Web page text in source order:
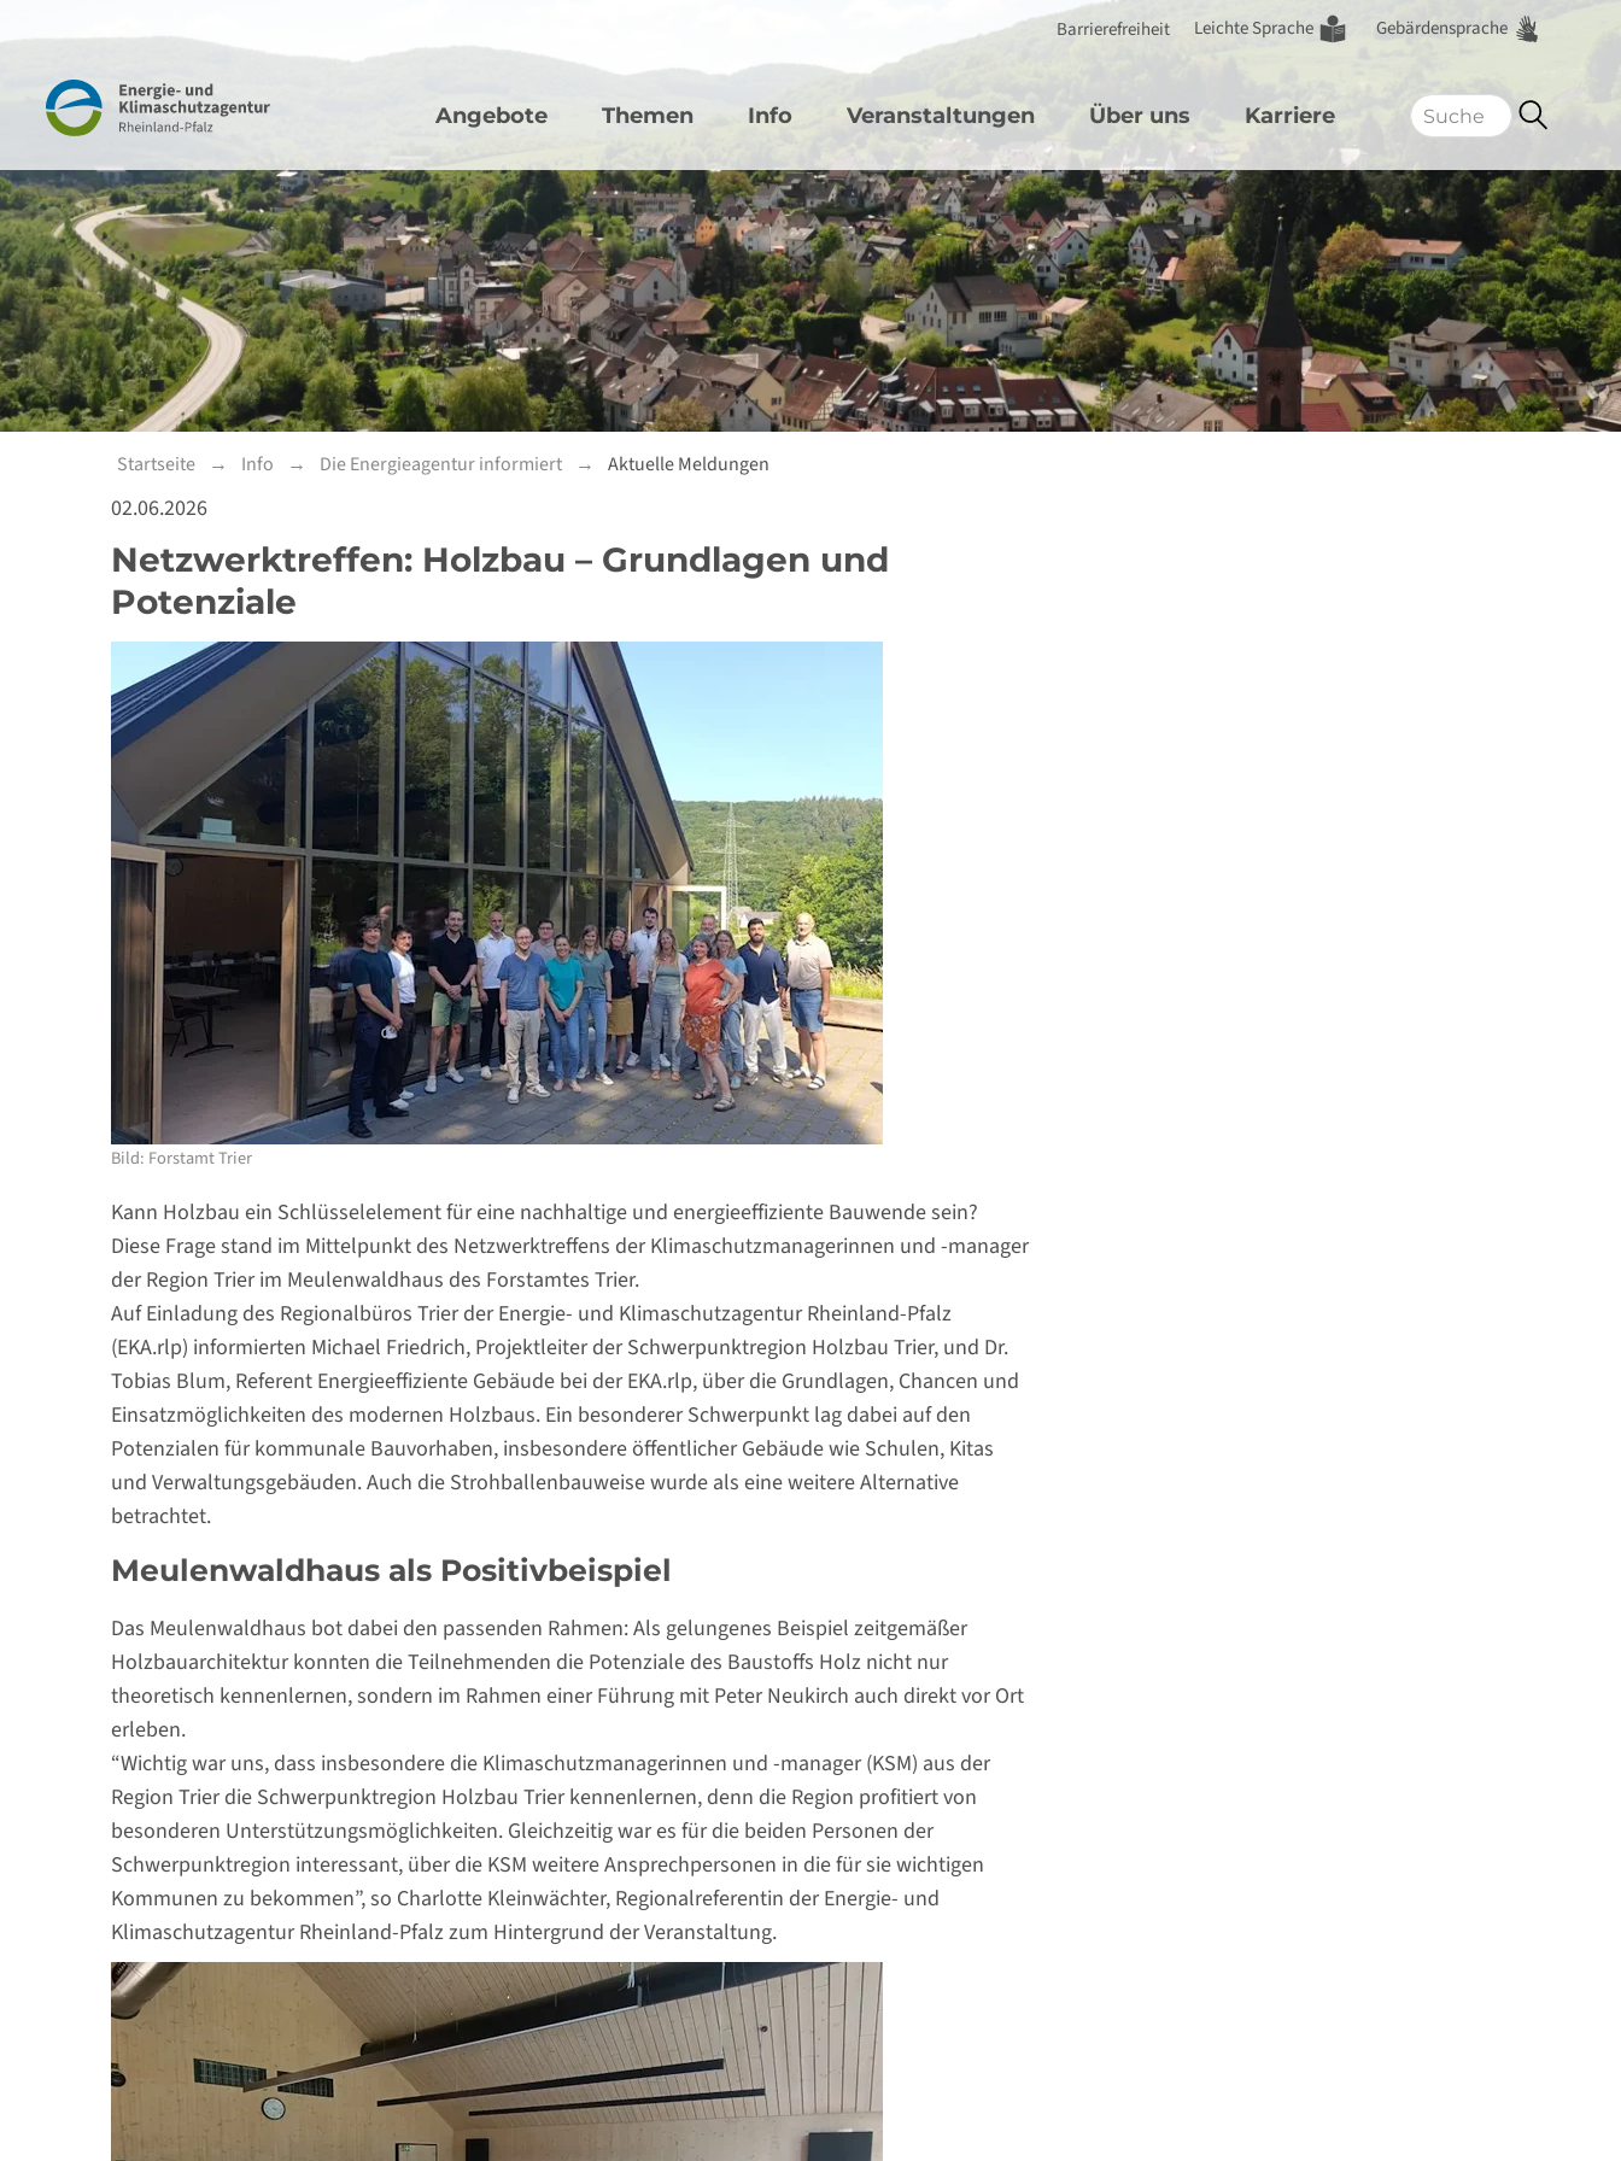
Barrierefreiheit Leichte Sprache Gebärdensprache
Navigation Hauptnavigation
Angebote Themen Info Veranstaltungen Über uns Karriere
Startseite Info Die Energieagentur informiert Aktuelle Meldungen
02.06.2026
Netzwerktreffen: Holzbau – Grundlagen und
Potenziale
Bild: Forstamt Trier
Kann Holzbau ein Schlüsselelement für eine nachhaltige und energieeffiziente Bauwende sein?
Diese Frage stand im Mittelpunkt des Netzwerktreffens der Klimaschutzmanagerinnen und -manager
der Region Trier im Meulenwaldhaus des Forstamtes Trier.
Auf Einladung des Regionalbüros Trier der Energie- und Klimaschutzagentur Rheinland-Pfalz
(EKA.rlp) informierten Michael Friedrich, Projektleiter der Schwerpunktregion Holzbau Trier, und Dr.
Tobias Blum, Referent Energieeffiziente Gebäude bei der EKA.rlp, über die Grundlagen, Chancen und
Einsatzmöglichkeiten des modernen Holzbaus. Ein besonderer Schwerpunkt lag dabei auf den
Potenzialen für kommunale Bauvorhaben, insbesondere öffentlicher Gebäude wie Schulen, Kitas
und Verwaltungsgebäuden. Auch die Strohballenbauweise wurde als eine weitere Alternative
betrachtet.
Meulenwaldhaus als Positivbeispiel
Das Meulenwaldhaus bot dabei den passenden Rahmen: Als gelungenes Beispiel zeitgemäßer
Holzbauarchitektur konnten die Teilnehmenden die Potenziale des Baustoffs Holz nicht nur
theoretisch kennenlernen, sondern im Rahmen einer Führung mit Peter Neukirch auch direkt vor Ort
erleben.
“Wichtig war uns, dass insbesondere die Klimaschutzmanagerinnen und -manager (KSM) aus der
Region Trier die Schwerpunktregion Holzbau Trier kennenlernen, denn die Region profitiert von
besonderen Unterstützungsmöglichkeiten. Gleichzeitig war es für die beiden Personen der
Schwerpunktregion interessant, über die KSM weitere Ansprechpersonen in die für sie wichtigen
Kommunen zu bekommen”, so Charlotte Kleinwächter, Regionalreferentin der Energie- und
Klimaschutzagentur Rheinland-Pfalz zum Hintergrund der Veranstaltung.